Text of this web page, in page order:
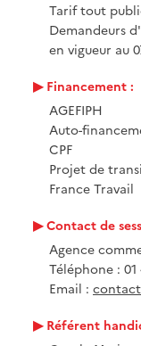
Tarif tout
Demandeurs
en vigueur au
Financement :
AGEFIPH
Auto-
CPF
Projet de
France Travail
Contact de
Agence
Téléphone : 01
Email :
Référent